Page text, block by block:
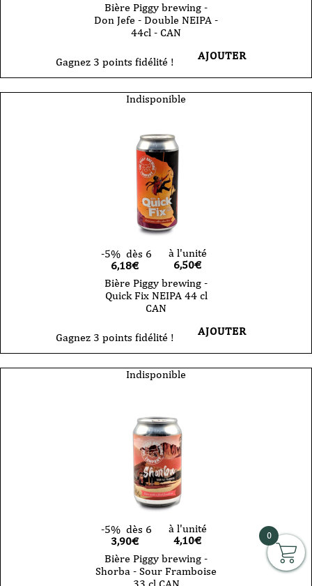
Bière Piggy brewing -
Don Jefe - Double NEIPA -
44cl - CAN
Gagnez 3 points fidélité ! AJOUTER
Indisponible
-5% dès 6
6,18€
à l'unité
6,50€
Bière Piggy brewing -
Quick Fix NEIPA 44 cl
CAN
Gagnez 3 points fidélité ! AJOUTER
Indisponible
-5% dès 6
3,90€
à l'unité
4,10€
Bière Piggy brewing -
Shorba - Sour Framboise
0